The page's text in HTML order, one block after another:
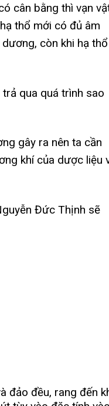
cân bằng thì vạn
thổ mới có đủ âm
còn khi hạ thổ
qua quá trình sao
gây ra nên ta cần
khí của dược liệu
Đức Thịnh sẽ
đảo đều, rang đến